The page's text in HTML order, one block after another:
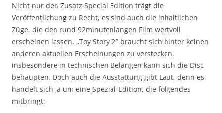
Nicht nur den Zusatz Special Edition trägt die
Veröffentlichung zu Recht, es sind auch die inhaltlichen
Züge, die den rund 92minutenlangen Film wertvoll
erscheinen lassen. „Toy Story 2″ braucht sich hinter keinen
anderen aktuellen Erscheinungen zu verstecken,
insbesondere in technischen Belangen kann sich die Disc
behaupten. Doch auch die Ausstattung gibt Laut, denn es
handelt sich ja um eine Spezial-Edition, die folgendes
mitbringt: